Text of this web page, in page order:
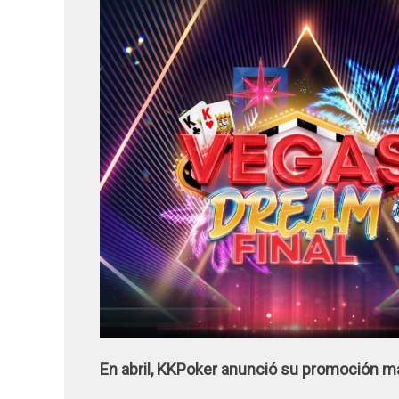
En abril, KKPoker anunció su promoción